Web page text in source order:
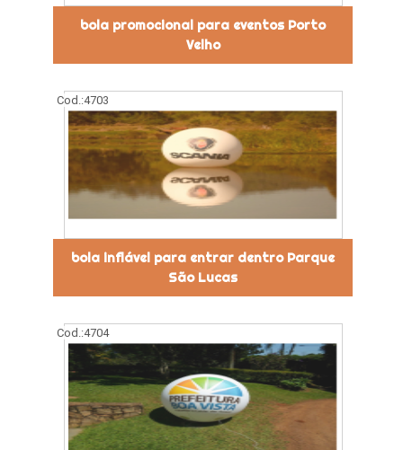
bola promocional para eventos Porto
Velho
Cod.:4703
bola inflável para entrar dentro Parque
São Lucas
Cod.:4704